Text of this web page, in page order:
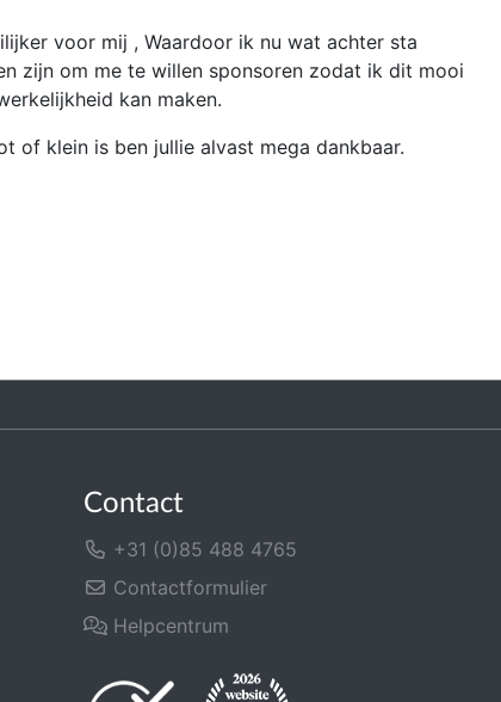
voor mij , Waardoor ik nu wat achter sta
zijn om me te willen sponsoren zodat ik dit mooi
kan maken.
of klein is ben jullie alvast mega dankbaar.
Contact
+31 (0)85 488 4765
Contactformulier
Helpcentrum